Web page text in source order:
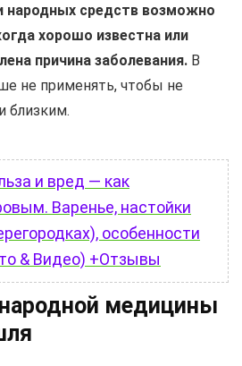
народных средств возможно
хорошо известна или
причина заболевания. В
не применять, чтобы не
близким.
и вред — как
Варенье, настойки
особенности
& Видео) +Отзывы
медицины